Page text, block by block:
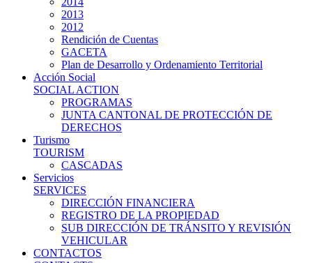
2013
2012
Rendición de Cuentas
GACETA
Plan de Desarrollo y Ordenamiento Territorial
Acción Social
SOCIAL ACTION
PROGRAMAS
JUNTA CANTONAL DE PROTECCIÓN DE
DERECHOS
Turismo
TOURISM
CASCADAS
Servicios
SERVICES
DIRECCIÓN FINANCIERA
REGISTRO DE LA PROPIEDAD
SUB DIRECCIÓN DE TRÁNSITO Y REVISIÓN
VEHICULAR
CONTACTOS